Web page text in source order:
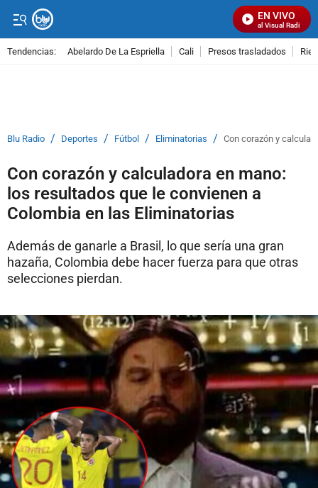
EN VIVO
Señal Visual Radio
Tendencias: Abelardo De La Espriella Cali Presos trasladados
Blu Radio / Deportes / Fútbol / Eliminatorias / Con corazón y
Con corazón y calculadora en mano:
los resultados que le convienen a
Colombia en las Eliminatorias
Además de ganarle a Brasil, lo que sería una gran
hazaña, Colombia debe hacer fuerza para que otras
selecciones pierdan.